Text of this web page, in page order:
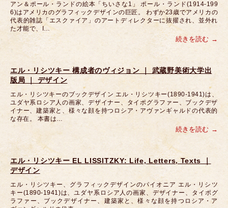
アン＆ポール・ランドの絵本「ちいさな1」 ポール・ランド(1914-199
6)はアメリカのグラフィックデザインの巨匠。 わずか23歳でアメリカの
代表的雑誌「エスクァイア」のアートディレクターに抜擢され、並外れ
た才能で、I…
続きを読む
エル・リシツキー 構成者のヴィジョン ｜ 武蔵野美術大学出
版局 ｜ デザイン
エル・リシツキーのブックデザイン エル・リシツキー(1890-1941)は、
ユダヤ系ロシア人の画家、デザイナー、タイポグラファー、ブックデザ
イナー、建築家と、様々な顔を持つロシア・アヴァンギャルドの代表的
な存在。 本書は…
続きを読む
エル・リシツキー EL LISSITZKY: Life, Letters, Texts ｜
デザイン
エル・リシツキー、グラフィックデザインのパイオニア エル・リシツ
キー(1890-1941)は、ユダヤ系ロシア人の画家、デザイナー、タイポグ
ラファー、ブックデザイナー、建築家と、様々な顔を持つロシア・ア